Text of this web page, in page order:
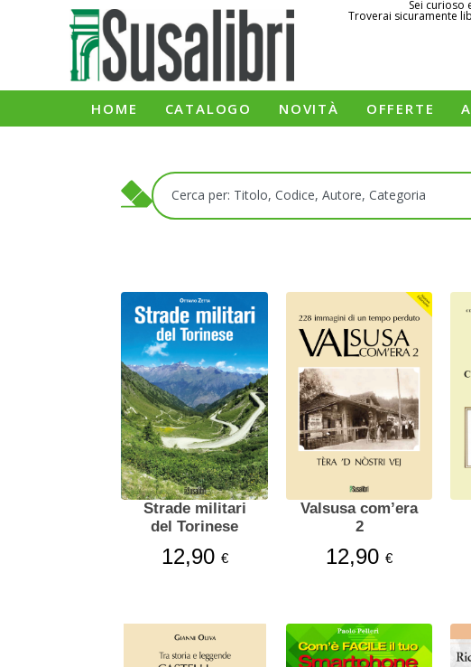
Sei curioso
Troverai sicuramente
HOME CATALOGO NOVITÀ OFFERTE
Strade militari
del Torinese
12,90 €
Valsusa com’era
2
12,90€